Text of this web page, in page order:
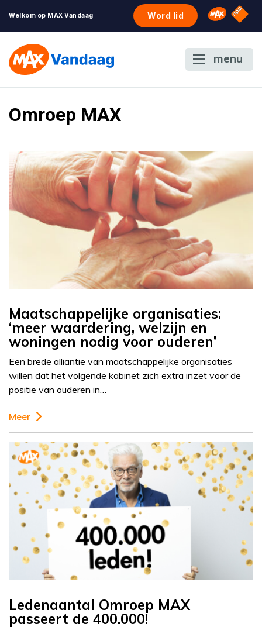
Welkom op MAX Vandaag Word lid Omroep
NPO
menu
Omroep MAX
Maatschappelijke organisaties:
‘meer waardering, welzijn en
woningen nodig voor ouderen’
Een brede alliantie van maatschappelijke organisaties
willen dat het volgende kabinet zich extra inzet voor de
positie van ouderen in…
Meer
Ledenaantal Omroep MAX
passeert de 400.000!